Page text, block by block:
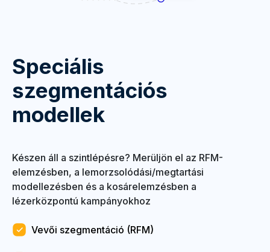
Speciális
szegmentációs
modellek
Készen áll a szintlépésre? Merüljön el az RFM-
elemzésben, a lemorzsolódási/megtartási
modellezésben és a kosárelemzésben a
lézerközpontú kampányokhoz
Vevői szegmentáció (RFM)